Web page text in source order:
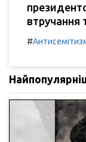
втручання
#